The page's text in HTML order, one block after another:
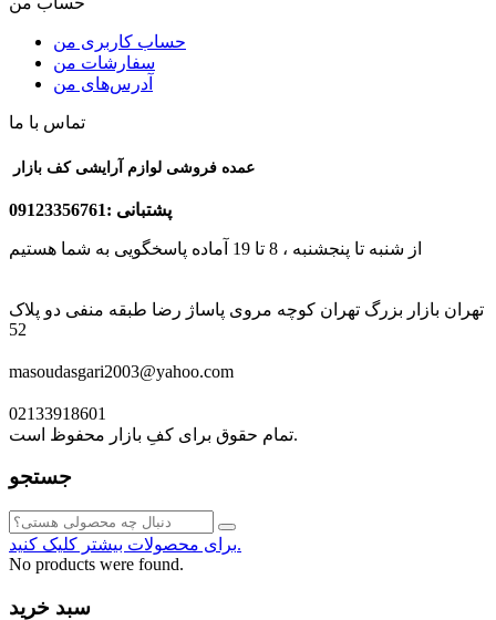
حساب کاربری من
سفارشات من
آدرس‌های من
تماس با ما
پشتبانی :09123356761
از شنبه تا پنجشنبه ، 8 تا 19 آماده پاسخگویی به شما هستیم
تهران بازار بزرگ تهران کوچه مروی پاساژ رضا طبقه منفی دو پلاک
52
masoudasgari2003@yahoo.com
02133918601
تمام حقوق برای کفِ بازار محفوظ است.
جستجو
برای محصولات بیشتر کلیک کنید.
No products were found.
سبد خرید